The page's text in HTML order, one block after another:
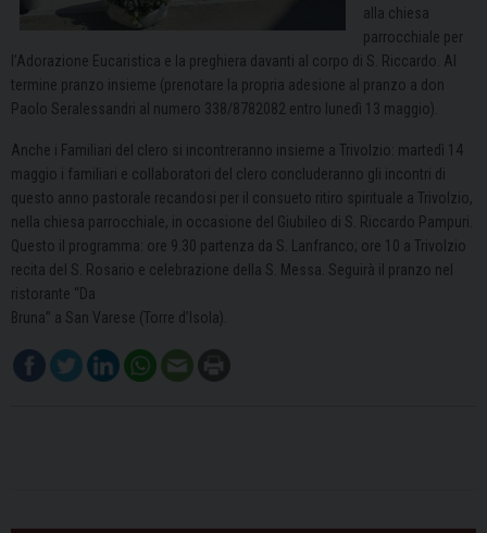
alla chiesa
parrocchiale per
l’Adorazione Eucaristica e la preghiera davanti al corpo di S. Riccardo. Al
termine pranzo insieme (prenotare la propria adesione al pranzo a don
Paolo Seralessandri al numero 338/8782082 entro lunedì 13 maggio).
Anche i Familiari del clero si incontreranno insieme a Trivolzio: martedì 14
maggio i familiari e collaboratori del clero concluderanno gli incontri di
questo anno pastorale recandosi per il consueto ritiro spirituale a Trivolzio,
nella chiesa parrocchiale, in occasione del Giubileo di S. Riccardo Pampuri.
Questo il programma: ore 9.30 partenza da S. Lanfranco; ore 10 a Trivolzio
recita del S. Rosario e celebrazione della S. Messa. Seguirà il pranzo nel
ristorante “Da
Bruna” a San Varese (Torre d’Isola).